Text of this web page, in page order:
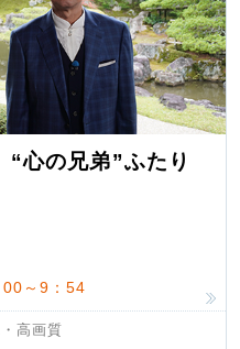
心の兄弟”ふたり
～9：54
高画質